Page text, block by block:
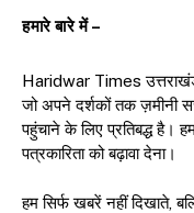
हमारे बारे में –
Haridwar Times
जो अपने दर्शकों तक ज़मीनी
पहुंचाने के लिए प्रतिबद्ध है।
पत्रकारिता को बढ़ावा देना।
हम सिर्फ खबरें नहीं दिखाते,